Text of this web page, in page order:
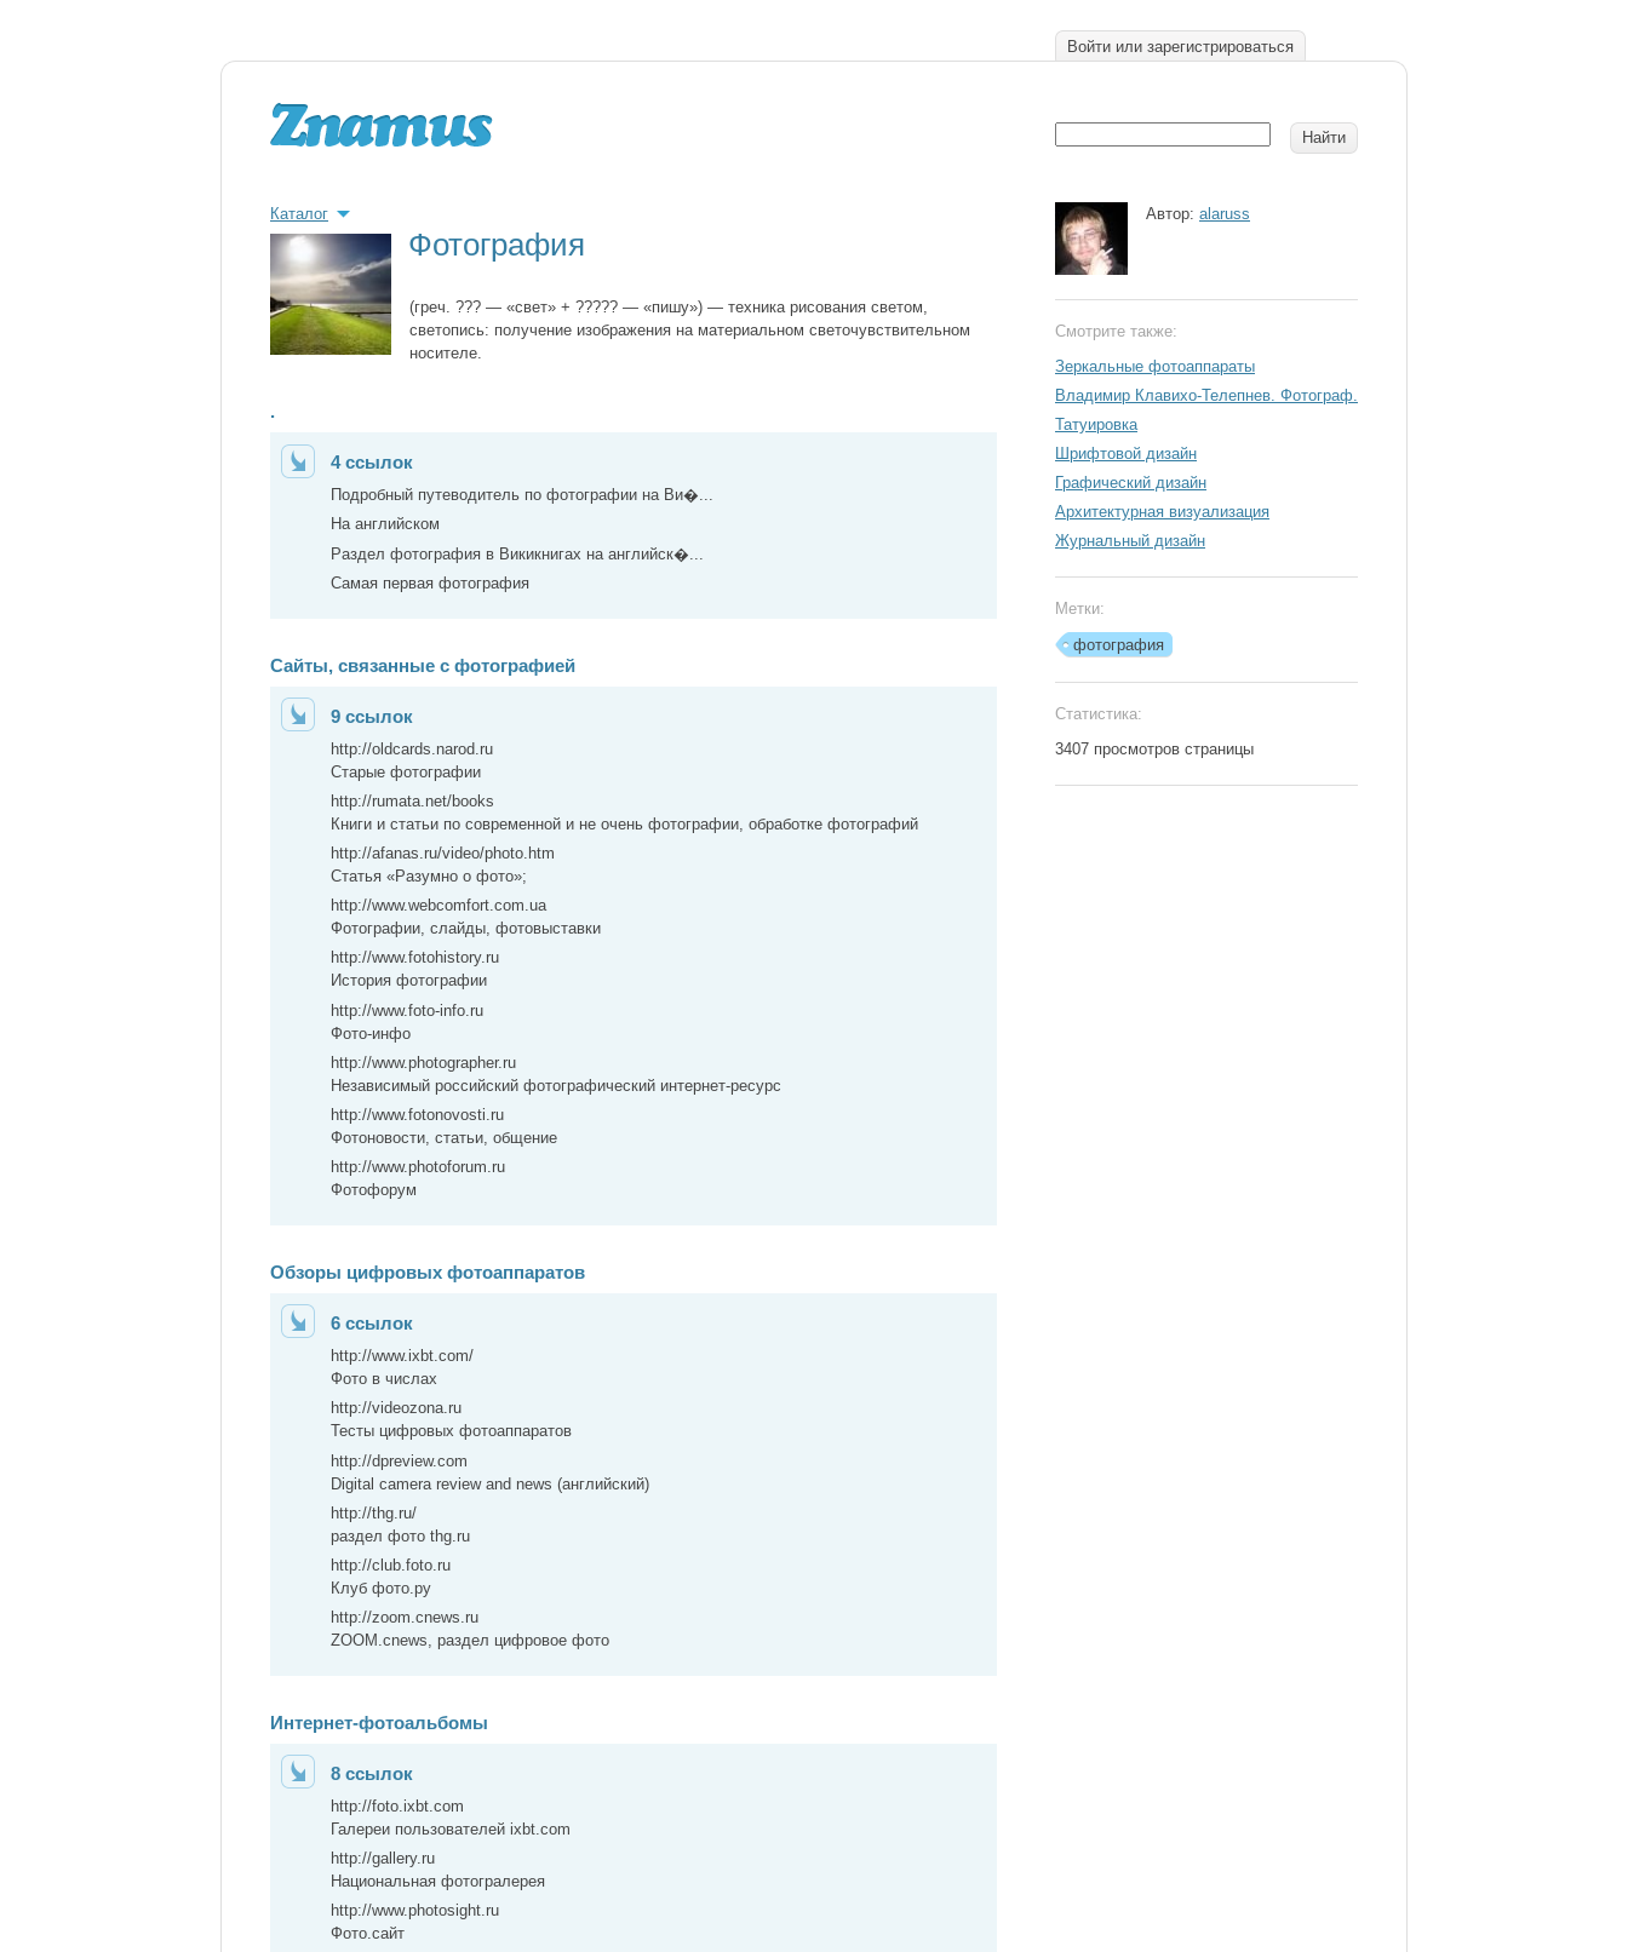
Войти или зарегистрироваться
Каталог
Фотография
(греч. ??? — «свет» + ????? — «пишу») — техника рисования светом,
светопись: получение изображения на материальном светочувствительном
носителе.
.
4 ссылок
Подробный путеводитель по фотографии на Ви�...
На английском
Раздел фотография в Викикнигах на английск�...
Самая первая фотография
Сайты, связанные с фотографией
9 ссылок
http://oldcards.narod.ru
Старые фотографии
http://rumata.net/books
Книги и статьи по современной и не очень фотографии, обработке фотографий
http://afanas.ru/video/photo.htm
Статья «Разумно о фото»;
http://www.webcomfort.com.ua
Фотографии, слайды, фотовыставки
http://www.fotohistory.ru
История фотографии
http://www.foto-info.ru
Фото-инфо
http://www.photographer.ru
Независимый российский фотографический интернет-ресурс
http://www.fotonovosti.ru
Фотоновости, статьи, общение
http://www.photoforum.ru
Фотофорум
Обзоры цифровых фотоаппаратов
6 ссылок
http://www.ixbt.com/
Фото в числах
http://videozona.ru
Тесты цифровых фотоаппаратов
http://dpreview.com
Digital camera review and news (английский)
http://thg.ru/
раздел фото thg.ru
http://club.foto.ru
Клуб фото.ру
http://zoom.cnews.ru
ZOOM.cnews, раздел цифровое фото
Интернет-фотоальбомы
8 ссылок
http://foto.ixbt.com
Галереи пользователей ixbt.com
http://gallery.ru
Национальная фотогралерея
http://www.photosight.ru
Фото.сайт
Автор: alaruss
Смотрите также:
Зеркальные фотоаппараты
Владимир Клавихо-Телепнев. Фотограф.
Татуировка
Шрифтовой дизайн
Графический дизайн
Архитектурная визуализация
Журнальный дизайн
Метки:
фотография
Статистика:
3407 просмотров страницы